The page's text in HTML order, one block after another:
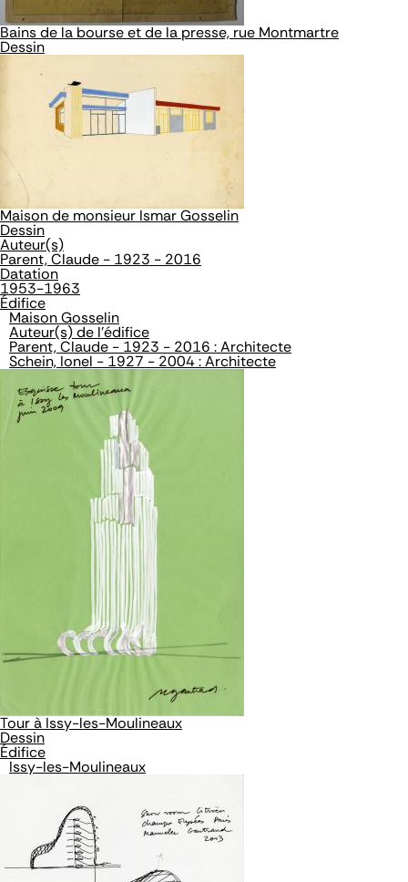
Bains de la bourse et de la presse, rue Montmartre
Dessin
Maison de monsieur Ismar Gosselin
Dessin
Auteur(s)
Parent, Claude - 1923 - 2016
Datation
1953-1963
Édifice
Maison Gosselin
Auteur(s) de l'édifice
Parent, Claude - 1923 - 2016 : Architecte
Schein, Ionel - 1927 - 2004 : Architecte
Tour à Issy-les-Moulineaux
Dessin
Édifice
Issy-les-Moulineaux